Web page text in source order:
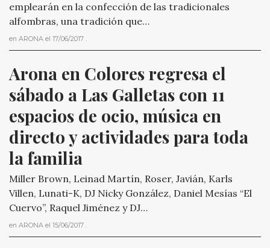
emplearán en la confección de las tradicionales
alfombras, una tradición que…
en ARONA el 17/06/2017 .
Arona en Colores regresa el
sábado a Las Galletas con 11
espacios de ocio, música en
directo y actividades para toda
la familia
Miller Brown, Leinad Martín, Roser, Javián, Karls
Villen, Lunati-K, DJ Nicky González, Daniel Mesías “El
Cuervo”, Raquel Jiménez y DJ…
en ARONA el 15/06/2017 .